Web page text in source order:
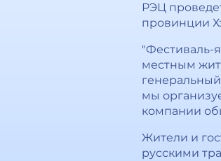
РЭЦ
провинции
"Фестиваль-
местным
мы
компании
Жители и
русскими